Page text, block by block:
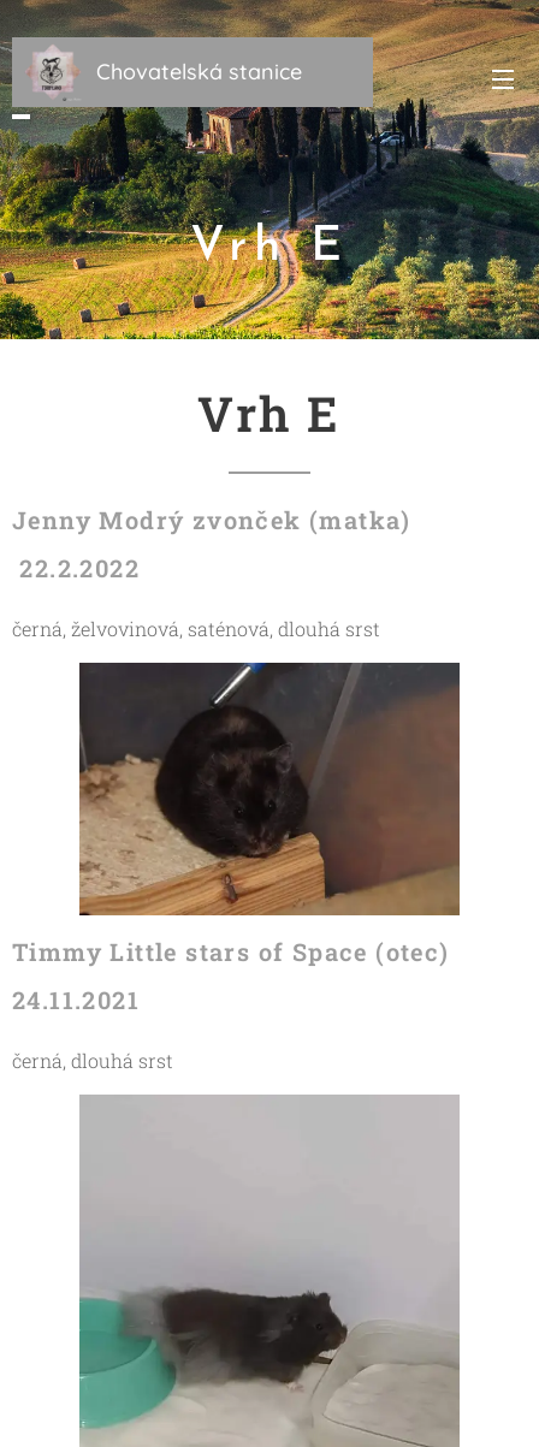
Chovatelská stanice
Torbyland
Vrh E
Vrh E
Jenny Modrý zvonček (matka)
22.2.2022
černá, želvovinová, saténová, dlouhá srst
Timmy Little stars of Space (otec)
24.11.2021
černá, dlouhá srst